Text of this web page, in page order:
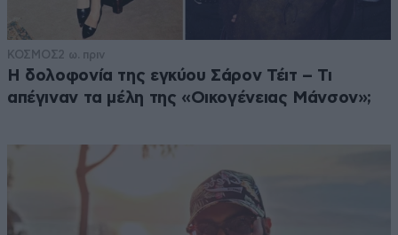
ΚΟΣΜΟΣ2 ω. πριν
Η δολοφονία της εγκύου Σάρον Τέιτ – Τι
απέγιναν τα μέλη της «Οικογένειας Μάνσον»;